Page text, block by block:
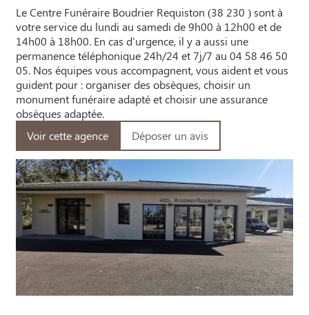
Le Centre Funéraire Boudrier Requiston (38 230 ) sont à
votre service du lundi au samedi de 9h00 à 12h00 et de
14h00 à 18h00. En cas d'urgence, il y a aussi une
permanence téléphonique 24h/24 et 7j/7 au 04 58 46 50
05. Nos équipes vous accompagnent, vous aident et vous
guident pour : organiser des obsèques, choisir un
monument funéraire adapté et choisir une assurance
obsèques adaptée.
Voir cette agence
Déposer un avis